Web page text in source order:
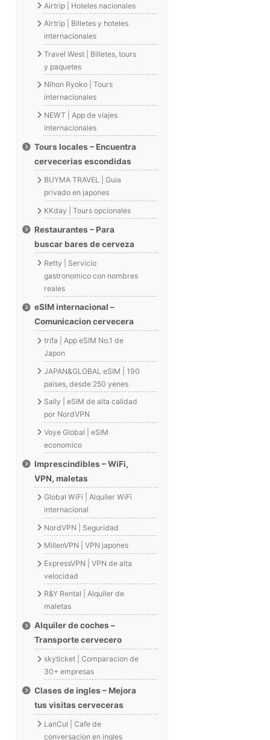
Airtrip | Hoteles nacionales
Airtrip | Billetes y hoteles
internacionales
Travel West | Billetes, tours
y paquetes
Nihon Ryoko | Tours
internacionales
NEWT | App de viajes
internacionales
Tours locales – Encuentra
cervecerias escondidas
BUYMA TRAVEL | Guia
privado en japones
KKday | Tours opcionales
Restaurantes – Para
buscar bares de cerveza
Retty | Servicio
gastronomico con nombres
reales
eSIM internacional –
Comunicacion cervecera
trifa | App eSIM No.1 de
Japon
JAPAN&GLOBAL eSIM | 190
paises, desde 250 yenes
Saily | eSIM de alta calidad
por NordVPN
Voye Global | eSIM
economico
Imprescindibles – WiFi,
VPN, maletas
Global WiFi | Alquiler WiFi
internacional
NordVPN | Seguridad
MillenVPN | VPN japones
ExpressVPN | VPN de alta
velocidad
R&Y Rental | Alquiler de
maletas
Alquiler de coches –
Transporte cervecero
skyticket | Comparacion de
30+ empresas
Clases de ingles – Mejora
tus visitas cerveceras
LanCul | Cafe de
conversacion en ingles